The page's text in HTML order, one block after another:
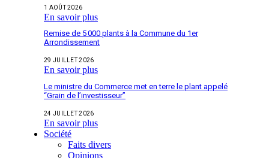
1 AOÛT 2026
En savoir plus
Remise de 5 000 plants à la Commune du 1er
Arrondissement
29 JUILLET 2026
En savoir plus
Le ministre du Commerce met en terre le plant appelé
“Grain de l’investisseur”
24 JUILLET 2026
En savoir plus
Société
Faits divers
Opinions